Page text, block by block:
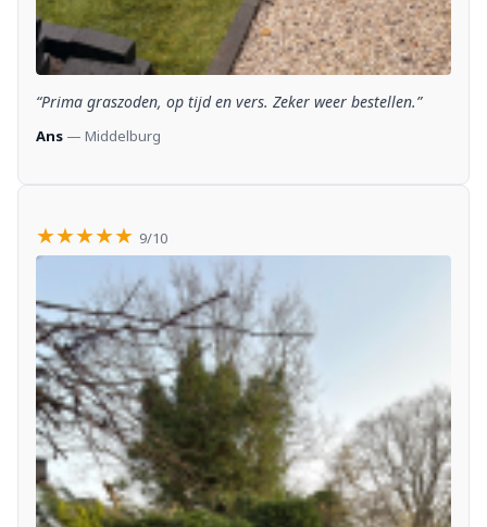
“Prima graszoden, op tijd en vers. Zeker weer bestellen.”
Ans — Middelburg
★★★★★ 9/10